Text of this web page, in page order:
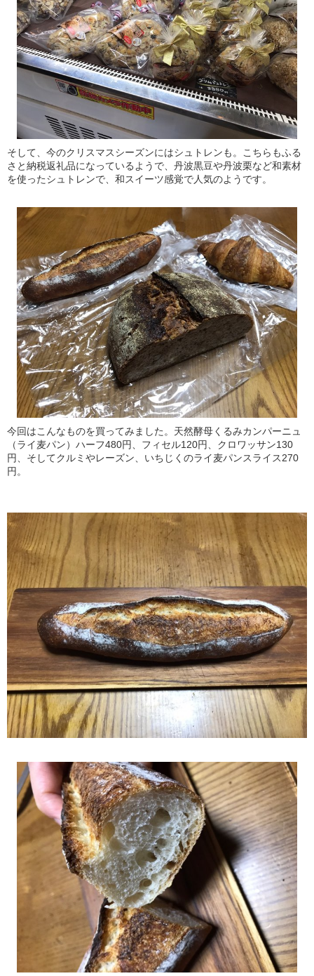
そして、今のクリスマスシーズンにはシュトレンも。こちらもふる
さと納税返礼品になっているようで、丹波黒豆や丹波栗など和素材
を使ったシュトレンで、和スイーツ感覚で人気のようです。
今回はこんなものを買ってみました。天然酵母くるみカンパーニュ
（ライ麦パン）ハーフ480円、フィセル120円、クロワッサン130
円、そしてクルミやレーズン、いちじくのライ麦パンスライス270
円。